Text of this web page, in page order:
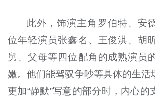
此外，饰演主角罗伯特、安
位年轻演员张鑫名、王俊淇、胡
舅、父母等四位配角的成熟演员
嫩。他们能驾驭争吵等具体的生活
更加“静默”写意的部分时，内心的